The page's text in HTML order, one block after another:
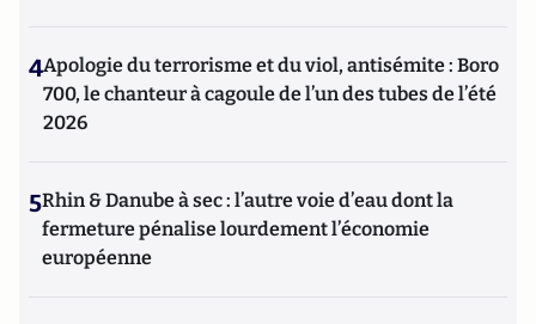
4Apologie du terrorisme et du viol, antisémite : Boro
700, le chanteur à cagoule de l’un des tubes de l’été
2026
5Rhin & Danube à sec : l’autre voie d’eau dont la
fermeture pénalise lourdement l’économie
européenne